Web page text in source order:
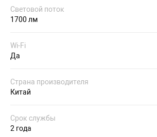
Световой поток
1700 лм
Wi-Fi
Да
Страна производителя
Китай
Срок службы
2 года